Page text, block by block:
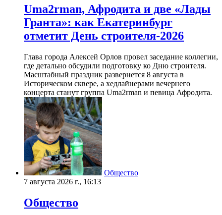
Uma2rman, Афродита и две «Лады
Гранта»: как Екатеринбург
отметит День строителя-2026
Глава города Алексей Орлов провел заседание коллегии,
где детально обсудили подготовку ко Дню строителя.
Масштабный праздник развернется 8 августа в
Историческом сквере, а хедлайнерами вечернего
концерта станут группа Uma2rman и певица Афродита.
Общество
7 августа 2026 г., 16:13
Общество